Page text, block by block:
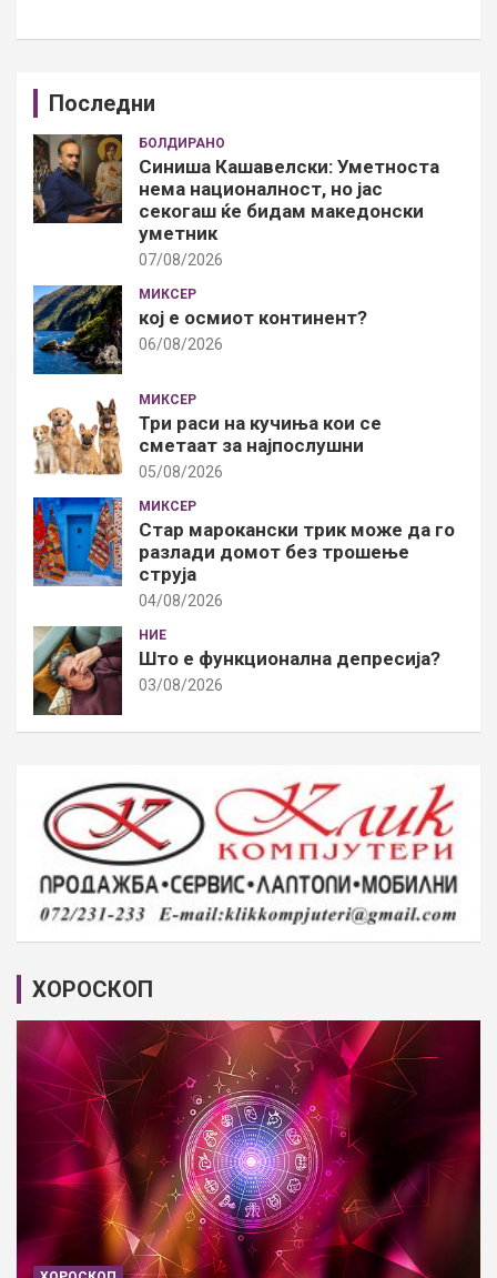
Последни
БОЛДИРАНО
Синиша Кашавелски: Уметноста
нема националност, но јас
секогаш ќе бидам македонски
уметник
07/08/2026
МИКСЕР
кој е осмиот континент?
06/08/2026
МИКСЕР
Три раси на кучиња кои се
сметаат за најпослушни
05/08/2026
МИКСЕР
Стар марокански трик може да го
разлади домот без трошење
струја
04/08/2026
НИЕ
Што е функционална депресија?
03/08/2026
ХОРОСКОП